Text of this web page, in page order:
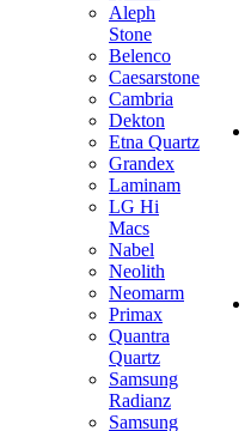
Aleph
Stone
Belenco
Caesarstone
Cambria
Dekton
Etna Quartz
Grandex
Laminam
LG Hi
Macs
Nabel
Neolith
Neomarm
Primax
Quantra
Quartz
Samsung
Radianz
Samsung